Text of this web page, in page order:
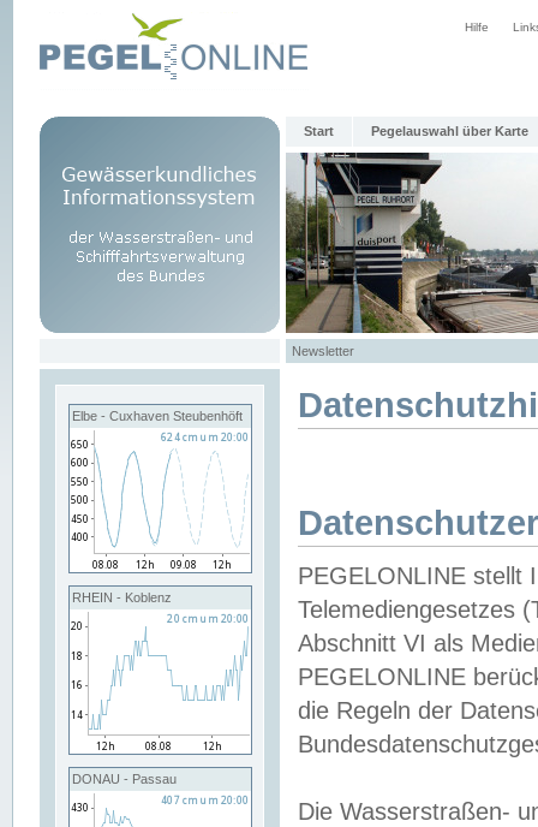
Hilfe
Start Pegelauswahl über Karte
Newsletter
Elbe - Cuxhaven Steubenhöft
RHEIN - Koblenz
DONAU - Passau
PEGELONLINE stellt
Telemediengesetzes
Abschnitt VI als
PEGELONLINE
die Regeln der
Die Wasserstraßen-